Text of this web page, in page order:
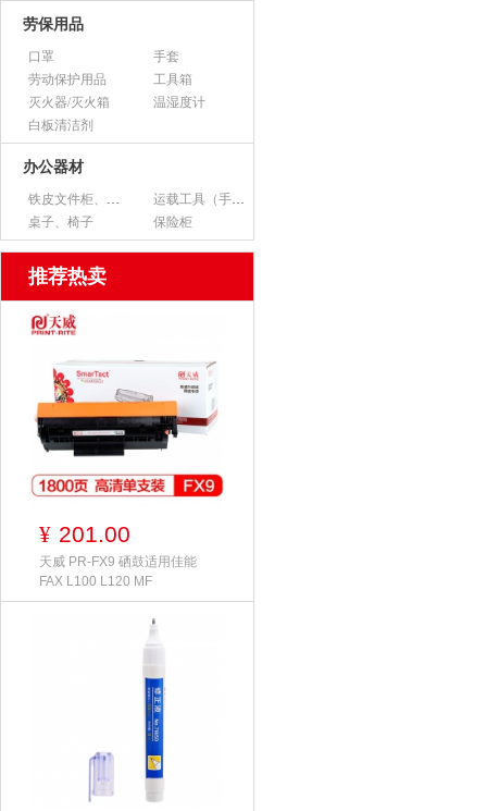
劳保用品
口罩
手套
劳动保护用品
工具箱
灭火器/灭火箱
温湿度计
白板清洁剂
办公器材
铁皮文件柜、货架
运载工具（手推车、平板车、梯子）
桌子、椅子
保险柜
推荐热卖
¥ 201.00
天威 PR-FX9 硒鼓适用佳能
FAX L100 L120 MF